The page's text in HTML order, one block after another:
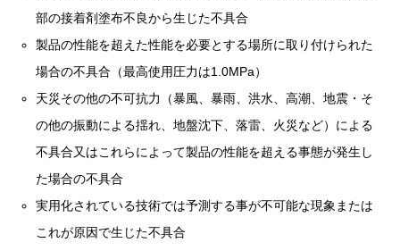
部の接着剤塗布不良から生じた不具合
製品の性能を超えた性能を必要とする場所に取り付けられた
場合の不具合（最高使用圧力は1.0MPa）
天災その他の不可抗力（暴風、暴雨、洪水、高潮、地震・そ
の他の振動による揺れ、地盤沈下、落雷、火災など）による
不具合又はこれらによって製品の性能を超える事態が発生し
た場合の不具合
実用化されている技術では予測する事が不可能な現象または
これが原因で生じた不具合